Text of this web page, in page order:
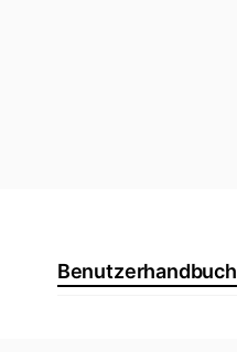
Benutzerhandbuch